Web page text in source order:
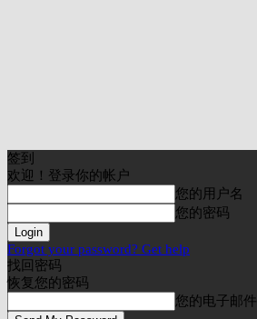
签到
欢迎！登录你的帐户
您的用户名
您的密码
Forgot your password? Get help
找回密码
恢复您的密码
您的电子邮件